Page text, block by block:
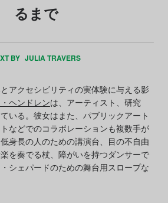
るまで
BY JULIA TRAVERS
アクセシビリティの実体験に与える影
ヘンドレンは、アーティスト、研究
いる。彼女はまた、パブリックアート
などでのコラボレーションも複数手が
身長の人のための講演台、目の不自由
を奏でる杖、障がいを持つダンサーで
シェパードのための舞台用スロープな